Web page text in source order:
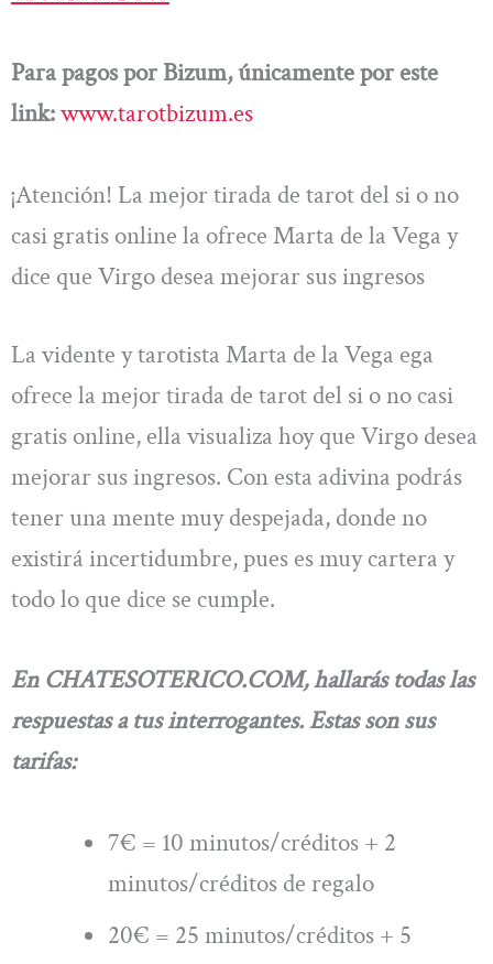
Para pagos por Bizum, únicamente por este
link:www.tarotbizum.es
¡Atención! La mejor tirada de tarot del si o no
casi gratis online la ofrece Marta de la Vega y
dice que Virgo desea mejorar sus ingresos
La vidente y tarotista Marta de la Vega ega
ofrece la mejor tirada de tarot del si o no casi
gratis online, ella visualiza hoy que Virgo desea
mejorar sus ingresos. Con esta adivina podrás
tener una mente muy despejada, donde no
existirá incertidumbre, pues es muy cartera y
todo lo que dice se cumple.
En CHATESOTERICO.COM, hallarás todas las
respuestas a tus interrogantes. Estas son sus
tarifas:
7€ = 10 minutos/créditos + 2
minutos/créditos de regalo
20€ = 25 minutos/créditos + 5